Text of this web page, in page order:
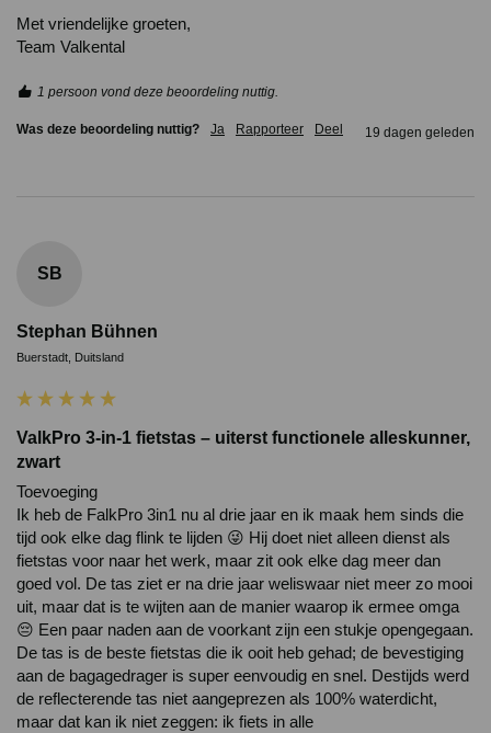
Met vriendelijke groeten,
Team Valkental
1 persoon vond deze beoordeling nuttig.
Was deze beoordeling nuttig? Ja Rapporteer Deel 19 dagen geleden
SB
Stephan Bühnen
Buerstadt, Duitsland
ValkPro 3-in-1 fietstas – uiterst functionele alleskunner,
zwart
Toevoeging
Ik heb de FalkPro 3in1 nu al drie jaar en ik maak hem sinds die
tijd ook elke dag flink te lijden 😜 Hij doet niet alleen dienst als
fietstas voor naar het werk, maar zit ook elke dag meer dan
goed vol. De tas ziet er na drie jaar weliswaar niet meer zo mooi
uit, maar dat is te wijten aan de manier waarop ik ermee omga
😔 Een paar naden aan de voorkant zijn een stukje opengegaan.
De tas is de beste fietstas die ik ooit heb gehad; de bevestiging
aan de bagagedrager is super eenvoudig en snel. Destijds werd
de reflecterende tas niet aangeprezen als 100% waterdicht,
maar dat kan ik niet zeggen: ik fiets in alle